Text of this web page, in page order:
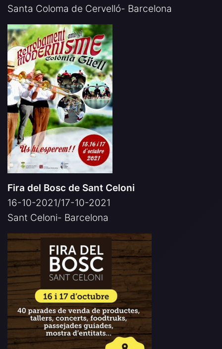
Santa Coloma de Cervelló- Barcelona
Fira del Bosc de Sant Celoni
16-10-2021/17-10-2021
Sant Celoni- Barcelona